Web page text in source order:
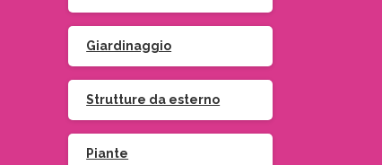
Giardinaggio
Strutture da esterno
Piante